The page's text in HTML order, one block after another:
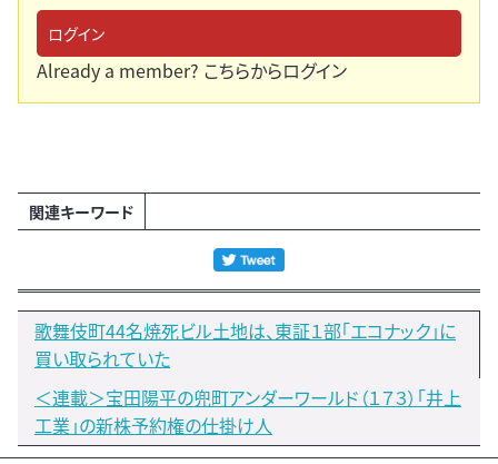
ログイン
Already a member? こちらからログイン
関連キーワード
歌舞伎町44名焼死ビル土地は、東証１部「エコナック」に
買い取られていた
＜連載＞宝田陽平の兜町アンダーワールド（１７３）「井上
工業」の新株予約権の仕掛け人